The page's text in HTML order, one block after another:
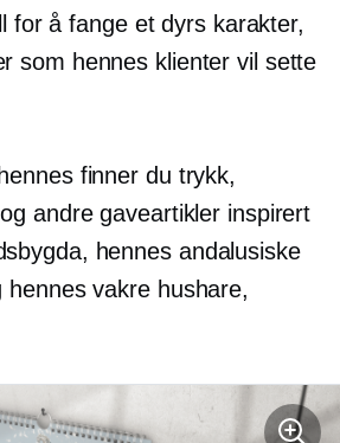
for å fange et dyrs karakter,
som hennes klienter vil sette
finner du trykk,
andre gaveartikler inspirert
hennes andalusiske
hennes vakre hushare,